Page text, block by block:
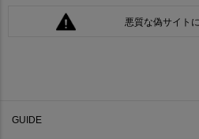
悪質な偽サイト
GUIDE